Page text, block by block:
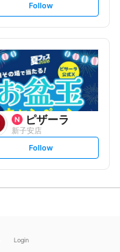
s
l
o
w
Follow
ピザーラ
新子安店
s
l
Follow
Login